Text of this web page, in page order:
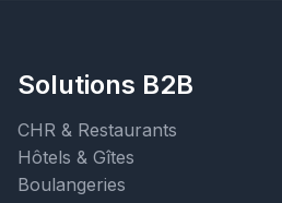
Solutions B2B
CHR & Restaurants
Hôtels & Gîtes
Boulangeries